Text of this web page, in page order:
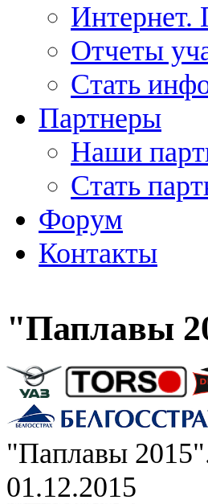
Интернет.
Отчеты
Стать
Партнеры
Наши
Стать
Форум
Контакты
"Паплавы
"Паплавы
01.12.2015